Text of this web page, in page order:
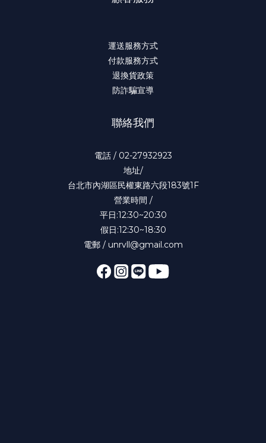
運送服務方式
付款服務方式
退換貨政策
防詐騙宣導
聯絡我們
電話 / 02-27932923
地址/
台北市內湖區民權東路六段183號1F
營業時間 /
平日:12:30~20:30
假日:12:30~18:30
電郵 / unrvll@gmail.com